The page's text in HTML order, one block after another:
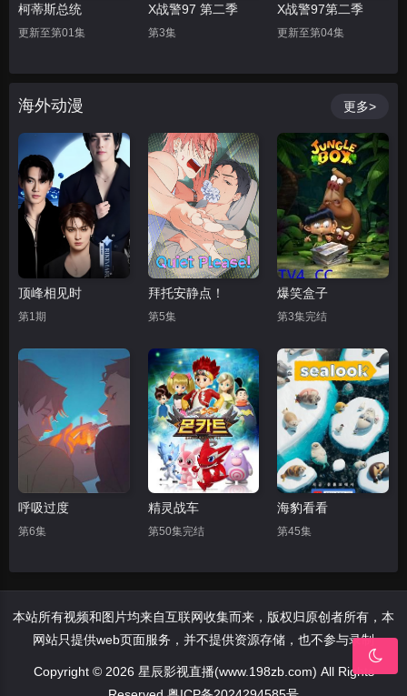
柯蒂斯总统
更新至第01集
X战警97 第二季
第3集
X战警97第二季
更新至第04集
海外动漫 更多>
顶峰相见时
第1期
拜托安静点！
第5集
爆笑盒子
第3集完结
呼吸过度
第6集
精灵战车
第50集完结
海豹看看
第45集
本站所有视频和图片均来自互联网收集而来，版权归原创者所有，本
网站只提供web页面服务，并不提供资源存储，也不参与录制
Copyright © 2026 星辰影视直播(www.198zb.com) All Rights